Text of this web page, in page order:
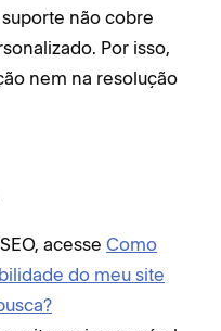
não cobre
Por isso,
nem na resolução
acesse Como
do meu site